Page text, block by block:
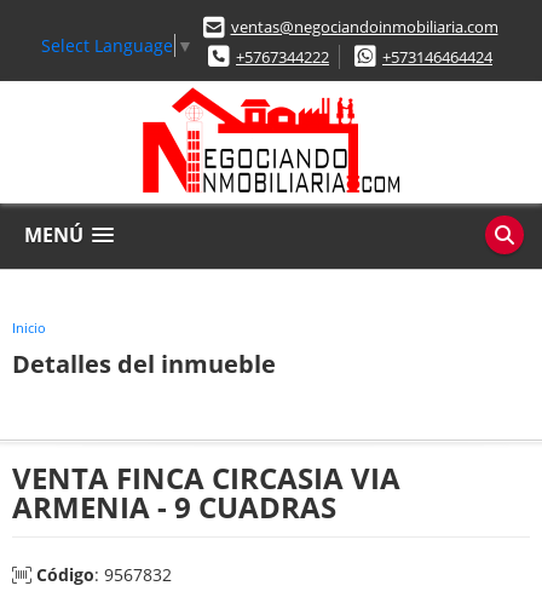
Select Language ▼
ventas@negociandoinmobiliaria.com
+5767344222
+573146464424
MENÚ
Inicio
Detalles del inmueble
VENTA FINCA CIRCASIA VIA
ARMENIA - 9 CUADRAS
Código: 9567832